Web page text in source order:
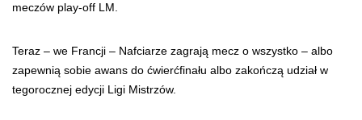
meczów play-off LM.
Teraz – we Francji – Nafciarze zagrają mecz o wszystko – albo
zapewnią sobie awans do ćwierćfinału albo zakończą udział w
tegorocznej edycji Ligi Mistrzów.